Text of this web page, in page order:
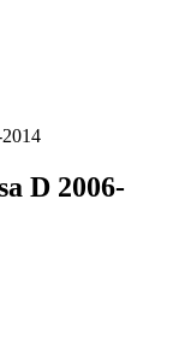
D 2006-